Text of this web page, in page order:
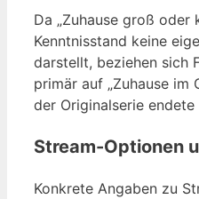
Da „Zuhause groß oder
Kenntnisstand keine
darstellt, beziehen sich
primär auf „Zuhause im
der Originalserie endete
Stream-Optionen
Konkrete Angaben zu